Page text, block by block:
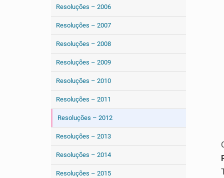
Resoluções – 2006
Resoluções – 2007
Resoluções – 2008
Resoluções – 2009
Resoluções – 2010
Resoluções – 2011
Resoluções – 2012
Resoluções – 2013
Resoluções – 2014
Resoluções – 2015